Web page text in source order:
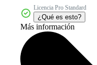
Licencia Pro Standard
¿Qué es esto?
Más información